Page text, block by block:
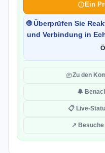
Ein
🌐 Überprüfen Sie
und Verbindung in
Zu den
🔔
📋 Live-
↗